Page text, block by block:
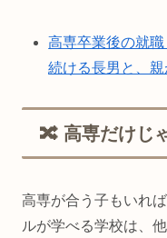
高専卒業後の就
続ける長男と、
🔀 高専だけじ
高専が合う子もいれ
ルが学べる学校は、